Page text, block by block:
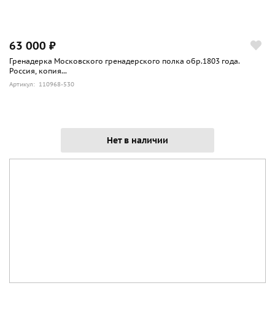
63 000 ₽
Гренадерка Московского гренадерского полка обр.1803 года.
Россия, копия...
Артикул: 110968-530
Нет в наличии